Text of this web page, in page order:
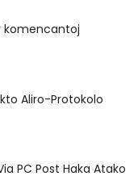
komencantoj
Aliro-Protokolo
PC Post Haka Atako